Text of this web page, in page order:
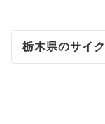
栃木県のサイ